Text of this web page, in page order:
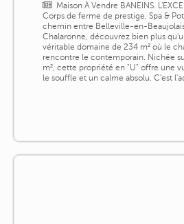
Maison À Vendre BANEINS.
Corps de ferme de prestige, Spa &
chemin entre Belleville-en-
Chalaronne, découvrez bien plus
véritable domaine de 234 m² où le
rencontre le contemporain. Nichée
m², cette propriété en "U" offre une
le souffle et un calme absolu. C'est